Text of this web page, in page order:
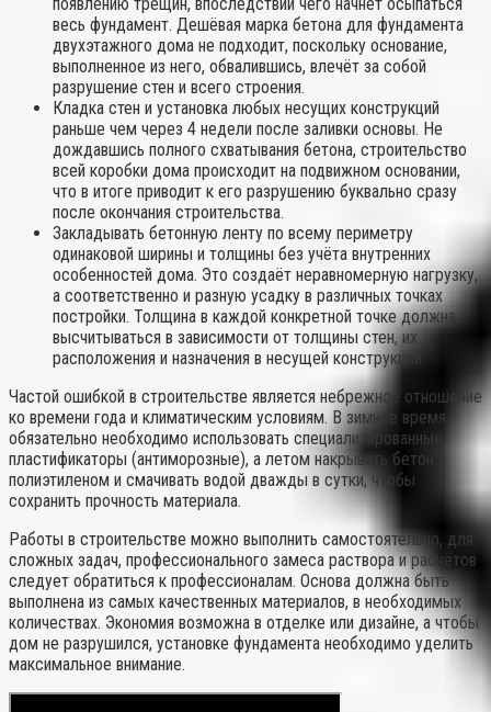
весь фундамент. Дешёвая марка бетона для фундамента
двухэтажного дома не подходит, поскольку основание,
выполненное из него, обвалившись, влечёт за собой
разрушение стен и всего строения.
Кладка стен и установка любых несущих конструкций
раньше чем через 4 недели после заливки основы. Не
дождавшись полного схватывания бетона, строительство
всей коробки дома происходит на подвижном основании,
что в итоге приводит к его разрушению буквально сразу
после окончания строительства.
Закладывать бетонную ленту по всему периметру
одинаковой ширины и толщины без учёта внутренних
особенностей дома. Это создаёт неравномерную нагрузку,
а соответственно и разную усадку в различных точках
постройки. Толщина в каждой конкретной точке должна
высчитываться в зависимости от толщины стен, их
расположения и назначения в несущей конструкции.
Частой ошибкой в строительстве является небрежное отношение
ко времени года и климатическим условиям. В зимнее время
обязательно необходимо использовать специализированные
пластификаторы (антиморозные), а летом накрывать бетон
полиэтиленом и смачивать водой дважды в сутки, чтобы
сохранить прочность материала.
Работы в строительстве можно выполнить самостоятельно, для
сложных задач, профессионального замеса раствора и расчётов
следует обратиться к профессионалам. Основа должна быть
выполнена из самых качественных материалов, в необходимых
количествах. Экономия возможна в отделке или дизайне, а чтобы
дом не разрушился, установке фундамента необходимо уделить
максимальное внимание.